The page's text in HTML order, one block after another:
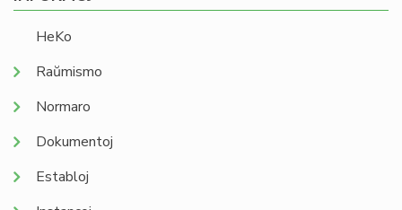
HeKo
Raŭmismo
Normaro
Dokumentoj
Establoj